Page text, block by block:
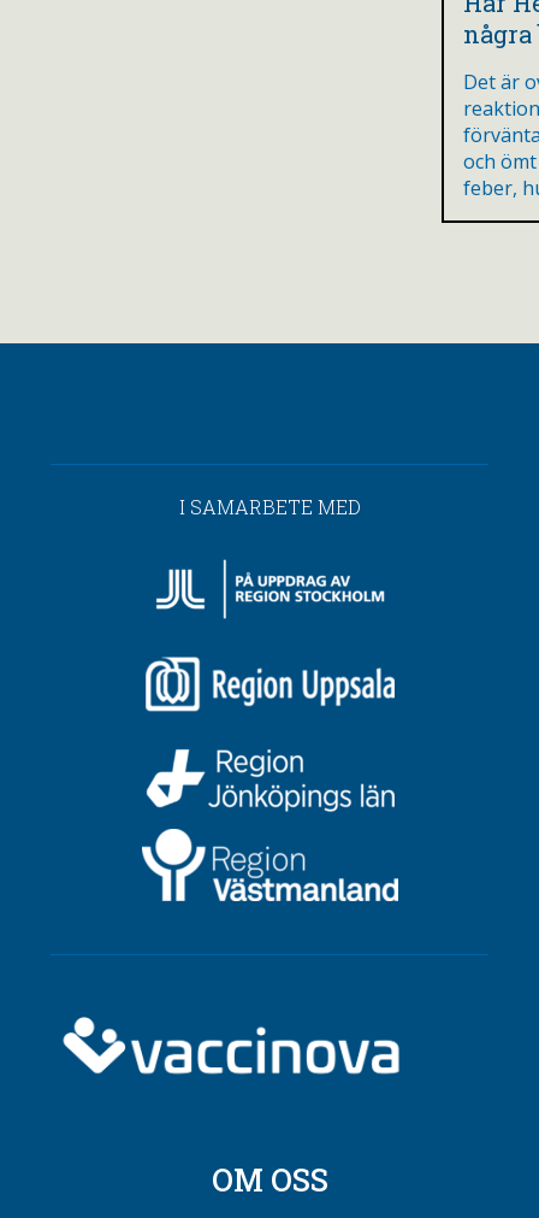
Det är
och
feber,
I SAMARBETE MED
OM OSS